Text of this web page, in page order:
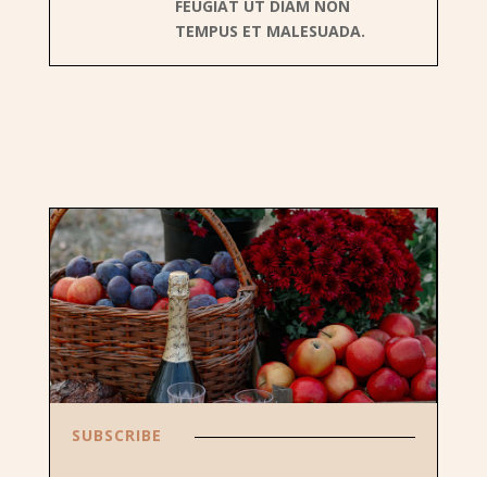
FEUGIAT UT DIAM NON
TEMPUS ET MALESUADA.
SUBSCRIBE